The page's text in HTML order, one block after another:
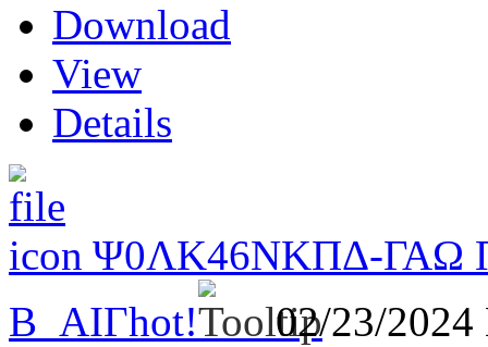
Download
View
Details
Ψ0ΛΚ46ΝΚΠΔ-ΓΑΩ
Β_ΑΙΓhot! 02/23/2024